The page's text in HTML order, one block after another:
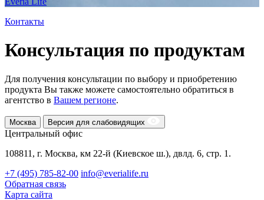
Контакты
Консультация по продуктам
Для получения консультации по выбору и приобретению
продукта Вы также можете самостоятельно обратиться в
агентство в Вашем регионе.
Москва Версия для слабовидящих
Центральный офис
108811, г. Москва, км 22-й (Киевское ш.), двлд. 6, стр. 1.
+7 (495) 785-82-00 info@everialife.ru
Обратная связь
Карта сайта